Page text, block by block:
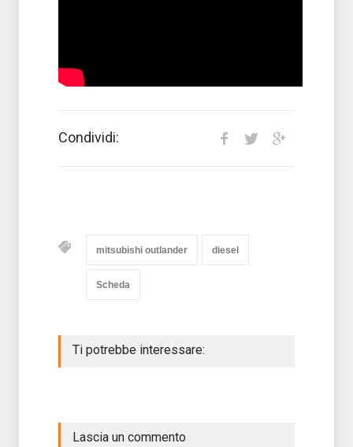
Condividi:
mitsubishi outlander diesel
Scheda
Ti potrebbe interessare:
Lascia un commento